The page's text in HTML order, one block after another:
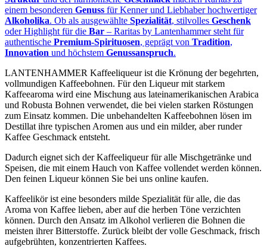
einem besonderen Genuss für Kenner und Liebhaber hochwertiger
Alkoholika. Ob als ausgewählte Spezialität, stilvolles Geschenk
oder Highlight für die Bar – Raritas by Lantenhammer steht für
authentische Premium‑Spirituosen, geprägt von Tradition,
Innovation und höchstem Genussanspruch.
LANTENHAMMER Kaffeeliqueur ist die Krönung der begehrten,
vollmundigen Kaffeebohnen. Für den Liqueur mit starkem
Kaffeearoma wird eine Mischung aus lateinamerikanischen Arabica
und Robusta Bohnen verwendet, die bei vielen starken Röstungen
zum Einsatz kommen. Die unbehandelten Kaffeebohnen lösen im
Destillat ihre typischen Aromen aus und ein milder, aber runder
Kaffee Geschmack entsteht.
Dadurch eignet sich der Kaffeeliqueur für alle Mischgetränke und
Speisen, die mit einem Hauch von Kaffee vollendet werden können.
Den feinen Liqueur können Sie bei uns online kaufen.
Kaffeelikör ist eine besonders milde Spezialität für alle, die das
Aroma von Kaffee lieben, aber auf die herben Töne verzichten
können. Durch den Ansatz im Alkohol verlieren die Bohnen die
meisten ihrer Bitterstoffe. Zurück bleibt der volle Geschmack, frisch
aufgebrühten, konzentrierten Kaffees.